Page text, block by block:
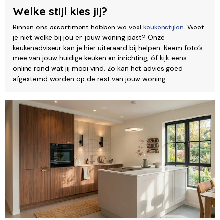
Welke stijl kies jij?
Binnen ons assortiment hebben we veel keukenstijlen. Weet
je niet welke bij jou en jouw woning past? Onze
keukenadviseur kan je hier uiteraard bij helpen. Neem foto’s
mee van jouw huidige keuken en inrichting, óf kijk eens
online rond wat jij mooi vind. Zo kan het advies goed
afgestemd worden op de rest van jouw woning.